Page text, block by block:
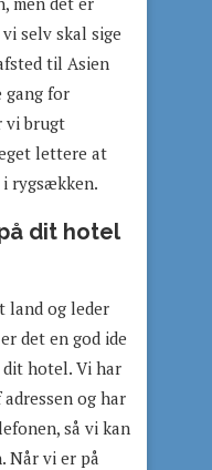
selv skal sige
til Asien
gang for
vi brugt
lettere at
rygsækken.
dit hotel
land og leder
det en god ide
dit hotel. Vi har
og har
så vi kan
Når vi er på